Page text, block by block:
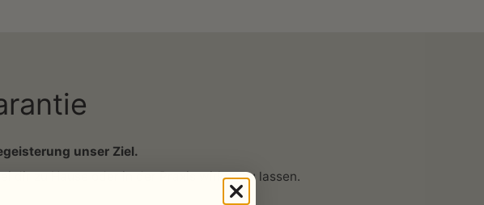
unser Ziel.
dir zu Hause oder in der Praxis wirken zu lassen.